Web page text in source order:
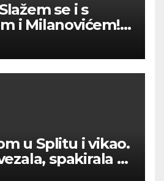
se i s
i Milanovićem!
u Splitu i vikao.
spakirala u